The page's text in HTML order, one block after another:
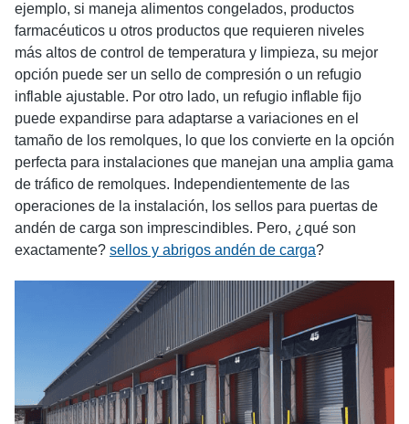
ejemplo, si maneja alimentos congelados, productos
farmacéuticos u otros productos que requieren niveles
más altos de control de temperatura y limpieza, su mejor
opción puede ser un sello de compresión o un refugio
inflable ajustable. Por otro lado, un refugio inflable fijo
puede expandirse para adaptarse a variaciones en el
tamaño de los remolques, lo que los convierte en la opción
perfecta para instalaciones que manejan una amplia gama
de tráfico de remolques. Independientemente de las
operaciones de la instalación, los sellos para puertas de
andén de carga son imprescindibles. Pero, ¿qué son
exactamente? sellos y abrigos andén de carga?